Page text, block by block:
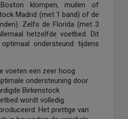
klompen, muilen of
Madrid (met 1 band) of de
Zelfs de Florida (met 3
hetzelfde voetbed. Dit
ondersteund tijdens
voeten een zeer hoog
ondersteuning door
Birkenstock
wordt volledig
Het prettige van